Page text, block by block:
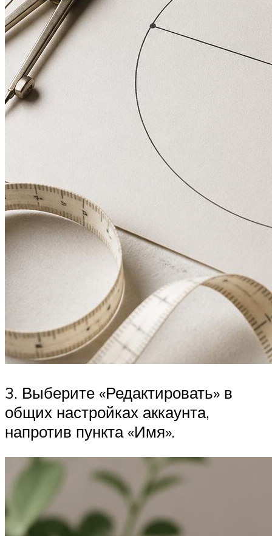
3. Выберите «Редактировать» в
общих настройках аккаунта,
напротив пункта «Имя».